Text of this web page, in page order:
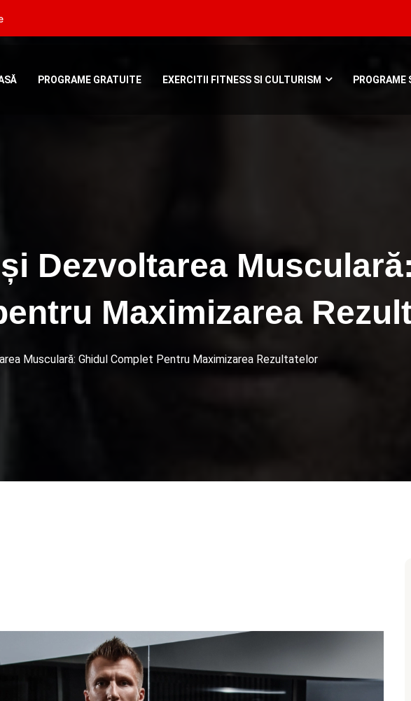
PROGRAME GRATUITE EXERCITII FITNESS SI CULTURISM PROGRAME
Dezvoltarea
Maximizarea
Musculară: Ghidul Complet Pentru Maximizarea Rezultatelor